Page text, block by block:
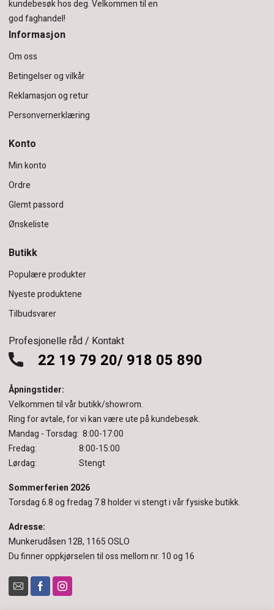
kundebesøk hos deg.Velkommen til en
god faghandel!
Informasjon
Om oss
Betingelser og vilkår
Reklamasjon og retur
Personvernerklæring
Konto
Min konto
Ordre
Glemt passord
Ønskeliste
Butikk
Populære produkter
Nyeste produktene
Tilbudsvarer
Profesjonelle råd / Kontakt
22 19 79 20/ 918 05 890
Åpningstider:
Velkommen til vår butikk/showrom.
Ring for avtale, for vi kan være ute på kundebesøk.
Mandag - Torsdag: 8:00-17:00
Fredag: 8:00-15:00
Lørdag: Stengt
Sommerferien 2026
Torsdag 6.8 og fredag 7.8 holder vi stengt i vår fysiske butikk.
Adresse:
Munkerudåsen 12B, 1165 OSLO
Du finner oppkjørselen til oss mellom nr. 10 og 16